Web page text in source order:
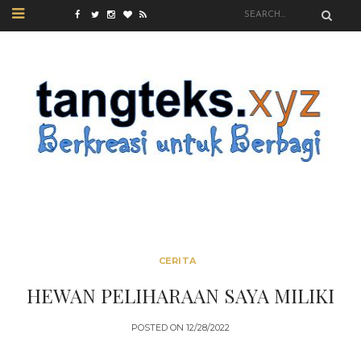
CERITA
HEWAN PELIHARAAN SAYA MILIKI
POSTED ON 12/28/2022